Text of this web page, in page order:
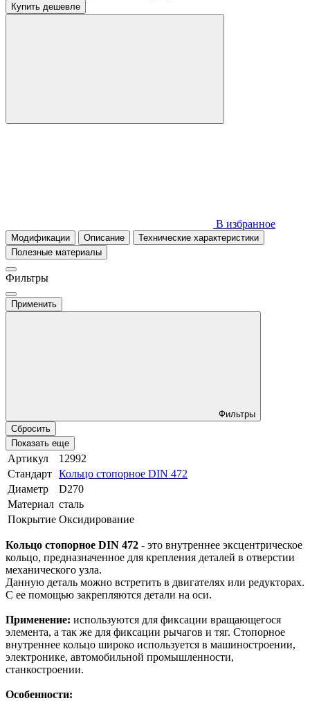
Купить дешевле
В избранное
Модификации Описание
Технические характеристики
Полезные материалы
Фильтры
Применить
Фильтры
Сбросить
Показать еще
Артикул
12992
Стандарт Кольцо стопорное DIN 472
Диаметр
D270
Материал сталь
Покрытие Оксидирование
Кольцо стопорное DIN 472 - это внутреннее эксцентрическое
кольцо, предназначенное для крепления деталей в отверстии
механического узла.
Данную деталь можно встретить в двигателях или редукторах.
С ее помощью закрепляются детали на оси.
Применение: используются для фиксации вращающегося
элемента, а так же для фиксации рычагов и тяг. Стопорное
внутреннее кольцо широко используется в машиностроении,
электронике, автомобильной промышленности,
станкостроении.
Особенности: